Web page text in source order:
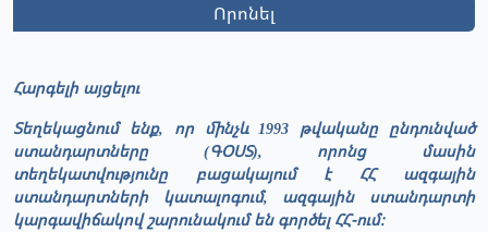
Որոնել
Հարգելի այցելու
Տեղեկացնում ենք, որ մինչև 1993 թվականը ընդունված
ստանդարտները (ԳՕՍՏ), որոնց մասին
տեղեկատվությունը բացակայում է ՀՀ ազգային
ստանդարտների կատալոգում, ազգային ստանդարտի
կարգավիճակով շարունակում են գործել ՀՀ-ում։